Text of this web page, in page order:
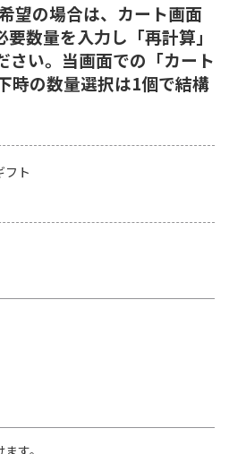
望の場合は、カート画面
数量を入力し「再計算」
さい。当画面での「カート
時の数量選択は1個で結構
フト